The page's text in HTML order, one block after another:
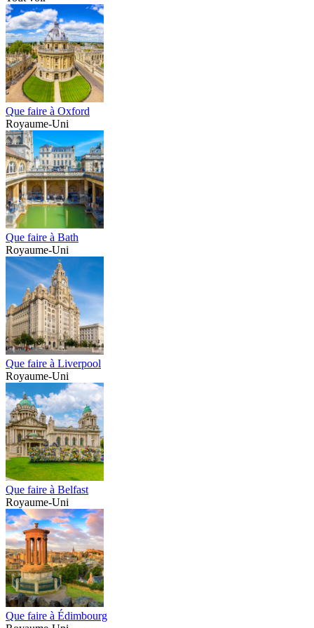
Que faire à Oxford
Royaume-Uni
Que faire à Bath
Royaume-Uni
Que faire à Liverpool
Royaume-Uni
Que faire à Belfast
Royaume-Uni
Que faire à Édimbourg